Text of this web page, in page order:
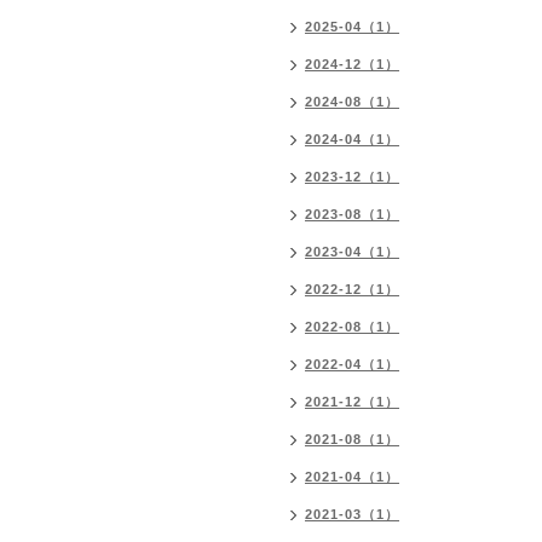
2025-04（1）
2024-12（1）
2024-08（1）
2024-04（1）
2023-12（1）
2023-08（1）
2023-04（1）
2022-12（1）
2022-08（1）
2022-04（1）
2021-12（1）
2021-08（1）
2021-04（1）
2021-03（1）